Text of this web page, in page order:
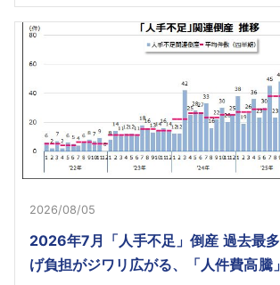
2026/08/05
2026年7月「人手不足」倒産 過去最
げ負担がジワリ広がる、「人件費高騰